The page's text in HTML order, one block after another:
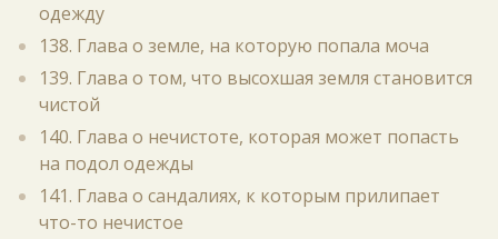
одежду
138. Глава о земле, на которую попала моча
139. Глава о том, что высохшая земля становится
чистой
140. Глава о нечистоте, которая может попасть
на подол одежды
141. Глава о сандалиях, к которым прилипает
что-то нечистое